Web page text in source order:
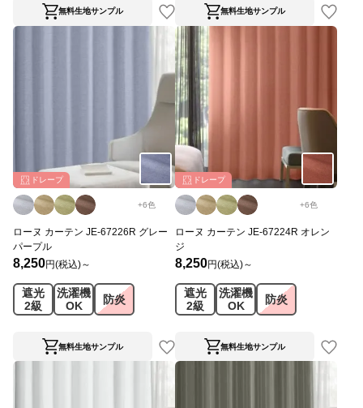
無料生地サンプル 無料生地サンプル
ドレープ
+6色
ローヌ カーテン JE-67226R グレー
パープル
8,250円(税込)～
遮光
2級
洗濯機
OK
防炎
無料生地サンプル
ドレープ
+6色
ローヌ カーテン JE-67224R オレン
ジ
8,250円(税込)～
遮光
2級
洗濯機
OK
防炎
無料生地サンプル